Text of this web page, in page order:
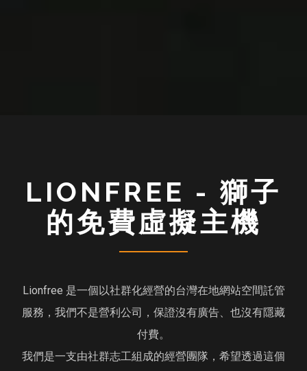
LIONFREE - 獅子
的免費虛擬主機
Lionfree 是一個以社群化經營的台灣在地網站空間託管
服務，我們不是營利公司，保證沒有廣告、也沒有隱藏
付費。
我們是一支由社群志工組成的經營團隊，希望透過這個